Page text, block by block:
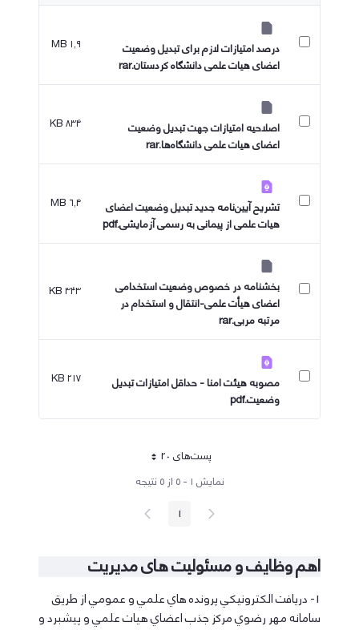
درصد امتیازات لازم برای تبدیل وضعیت
اعضای هیات علمی دانشگاه کردستان.rar
۱٫۹ MB
اصلاحیه امتیازات جهت تبدیل وضعیت
اعضای هیات علمی دانشگاه‌ها.rar
۸۳۴ KB
تشریح آیین‌نامه جدید تبدیل وضعیت اعضای
هیات علمی از پیمانی به رسمی آزمایشی.pdf
۶٫۴ MB
بخشنامه در خصوص وضعیت استخدامی
اعضای هیأت علمی-انتقال و استخدام در
مرتبه مربی​​​​​​.rar
۳۴۳ KB
مصوبه هیئت امنا - حداقل امتیازات تبدیل
وضعیت.pdf
۲۱۷ KB
پست‌‌های 20هر صفحه
نمایش ۱ - ۵ از ۵ نتیجه
پیغام
قبلی صفحه1 صفحه
بعد
اهم وظایف و مسئولیت های مدیریت
1- دريافت الكترونيكي پرونده هاي علمي و عمومي از طريق
سامانه مهر رضوي مركز جذب اعضاي هيات علمي و پيشبرد و